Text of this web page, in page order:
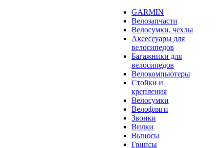
GARMIN
Велозапчасти
Велосумки, чехлы
Аксессуары для
велосипедов
Багажники для
велосипедов
Велокомпьютеры
Стойки и
крепления
Велосумки
Велофляги
Звонки
Вилки
Выносы
Грипсы